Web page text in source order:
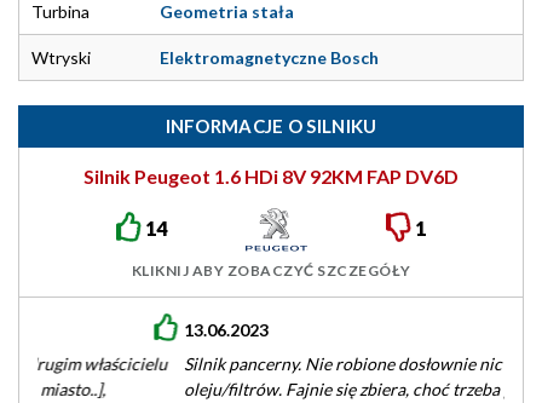
Turbina Geometria stała
Wtryski Elektromagnetyczne Bosch
INFORMACJE O SILNIKU
Silnik Peugeot 1.6 HDi 8V 92KM FAP DV6D
14 1
KLIKNIJ ABY ZOBACZYĆ SZCZEGÓŁY
Silnik pancerny. Nie robione dosłownie nic oprócz wymiany
oleju/filtrów. Fajnie się zbiera, choć trzeba przyznać, że